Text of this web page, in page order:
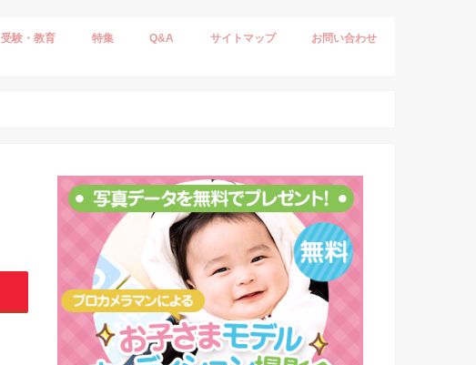
受験・教育 特集 Q&A サイトマップ お問い合わせ